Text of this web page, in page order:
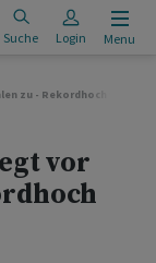
Suche Login Menu
zu - Rekordhoch wieder
vor